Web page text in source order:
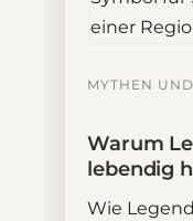
MYTHEN
Warum
lebendig
Wie